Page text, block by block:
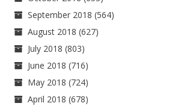
September 2018 (564)
August 2018 (627)
July 2018 (803)
June 2018 (716)
May 2018 (724)
April 2018 (678)